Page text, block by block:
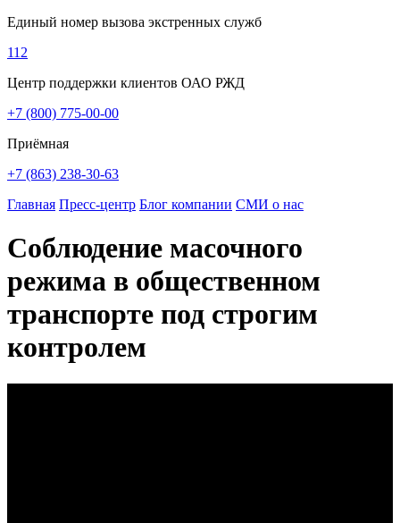
Единый номер вызова экстренных служб
112
Центр поддержки клиентов ОАО РЖД
+7 (800) 775-00-00
Приёмная
+7 (863) 238-30-63
Главная Пресс-центр Блог компании СМИ о нас
Соблюдение масочного
режима в общественном
транспорте под строгим
контролем